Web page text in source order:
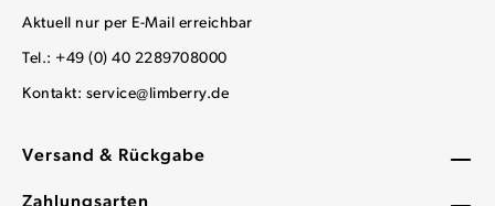
Versand & Rückgabe
Aktuell nur per E-Mail erreichbar
Tel.: +49 (0) 40 2289708000
Kontakt: service@limberry.de